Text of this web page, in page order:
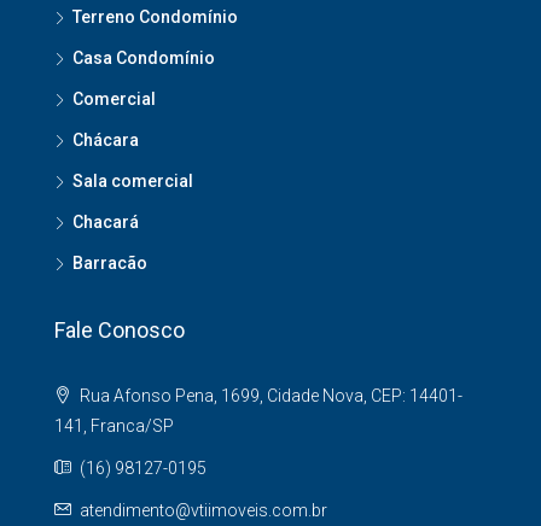
Terreno Condomínio
Casa Condomínio
Comercial
Chácara
Sala comercial
Chacará
Barracão
Fale Conosco
Rua Afonso Pena, 1699, Cidade Nova, CEP: 14401-
141, Franca/SP
(16) 98127-0195
atendimento@vtiimoveis.com.br